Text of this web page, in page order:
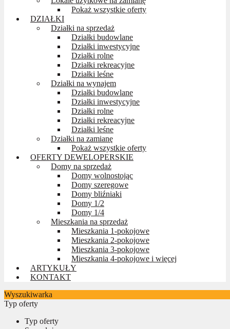
Pokaż wszystkie oferty
DZIAŁKI
Działki na sprzedaż
Działki budowlane
Działki inwestycyjne
Działki rolne
Działki rekreacyjne
Działki leśne
Działki na wynajem
Działki budowlane
Działki inwestycyjne
Działki rolne
Działki rekreacyjne
Działki leśne
Działki na zamianę
Pokaż wszystkie oferty
OFERTY DEWELOPERSKIE
Domy na sprzedaż
Domy wolnostojąc
Domy szeregowe
Domy bliźniaki
Domy 1/2
Domy 1/4
Mieszkania na sprzedaż
Mieszkania 1-pokojowe
Mieszkania 2-pokojowe
Mieszkania 3-pokojowe
Mieszkania 4-pokojowe i więcej
ARTYKUŁY
KONTAKT
Wyszukiwarka
Typ oferty
Typ oferty